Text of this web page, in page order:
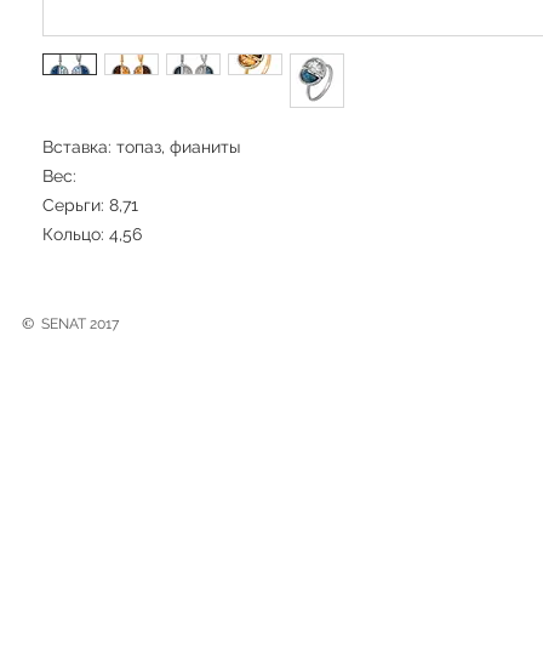
Вставка: топаз, фианиты
Вес:
Серьги: 8,71
Кольцо: 4,56
© SENAT 2017